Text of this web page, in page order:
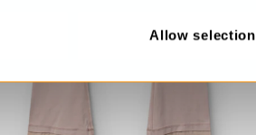
Allow selection